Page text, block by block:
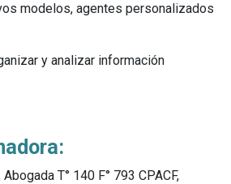
modelos, agentes personalizados
y analizar información
T° 140 F° 793 CPACF,